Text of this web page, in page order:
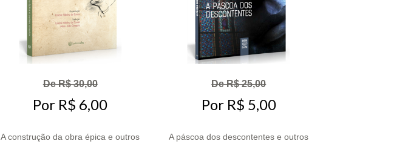
De R$ 30,00
Por R$ 6,00
A construção da obra épica e outros
De R$ 25,00
Por R$ 5,00
A páscoa dos descontentes e outros